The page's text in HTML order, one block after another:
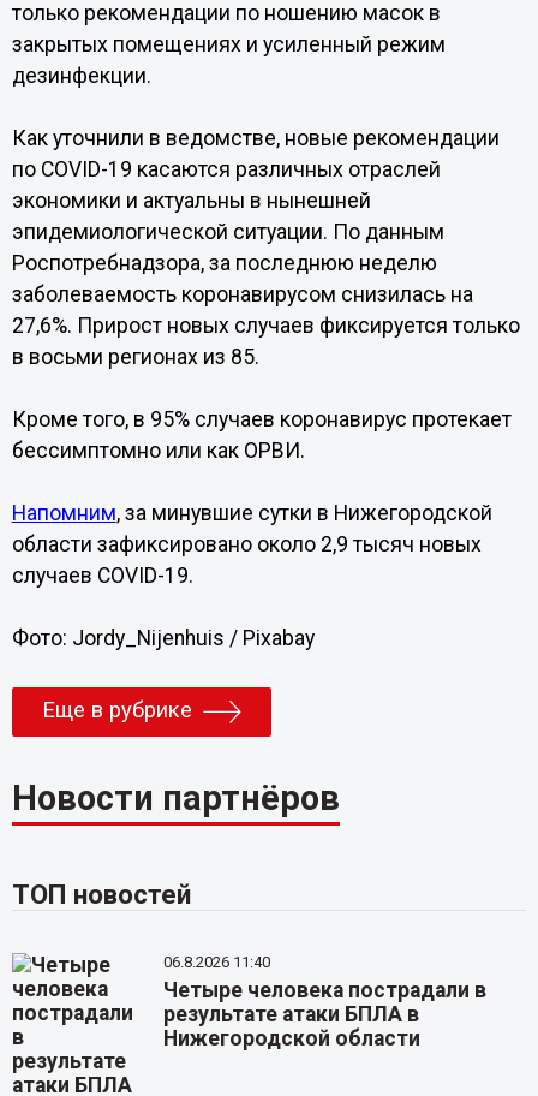
только рекомендации по ношению масок в
закрытых помещениях и усиленный режим
дезинфекции.
Как уточнили в ведомстве, новые рекомендации
по COVID-19 касаются различных отраслей
экономики и актуальны в нынешней
эпидемиологической ситуации. По данным
Роспотребнадзора, за последнюю неделю
заболеваемость коронавирусом снизилась на
27,6%. Прирост новых случаев фиксируется только
в восьми регионах из 85.
Кроме того, в 95% случаев коронавирус протекает
бессимптомно или как ОРВИ.
Напомним, за минувшие сутки в Нижегородской
области зафиксировано около 2,9 тысяч новых
случаев COVID-19.
Фото: Jordy_Nijenhuis / Pixabay
Еще в рубрике
Новости партнёров
ТОП новостей
06.8.2026 11:40
Четыре человека пострадали в
результате атаки БПЛА в
Нижегородской области